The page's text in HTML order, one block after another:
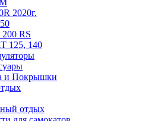
2020г.
RS
125, 140
и Покрышки
отдых